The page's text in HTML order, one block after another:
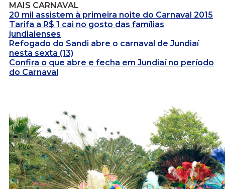
MAIS CARNAVAL
20 mil assistem à primeira noite do Carnaval 2015
Tarifa a R$ 1 cai no gosto das famílias
jundiaienses
Refogado do Sandi abre o carnaval de Jundiaí
nesta sexta (13)
Confira o que abre e fecha em Jundiaí no período
do Carnaval